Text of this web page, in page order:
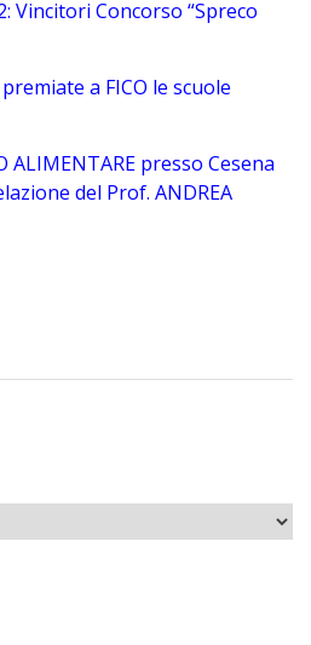
Vincitori Concorso “Spreco
a FICO le scuole
ALIMENTARE presso Cesena
del Prof. ANDREA